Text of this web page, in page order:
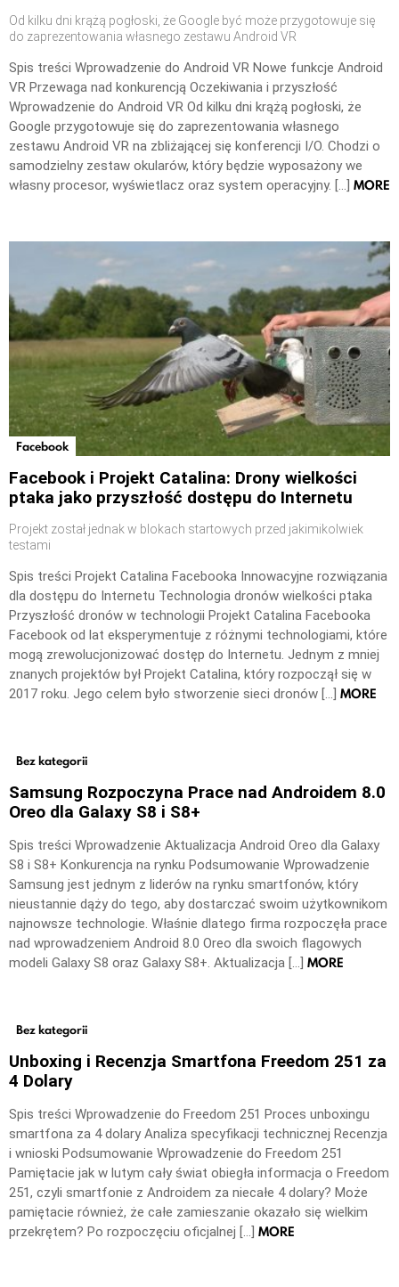
Od kilku dni krążą pogłoski, że Google być może przygotowuje się
do zaprezentowania własnego zestawu Android VR
Spis treści Wprowadzenie do Android VR Nowe funkcje Android
VR Przewaga nad konkurencją Oczekiwania i przyszłość
Wprowadzenie do Android VR Od kilku dni krążą pogłoski, że
Google przygotowuje się do zaprezentowania własnego
zestawu Android VR na zbliżającej się konferencji I/O. Chodzi o
samodzielny zestaw okularów, który będzie wyposażony we
własny procesor, wyświetlacz oraz system operacyjny. […] MORE
Facebook
Facebook i Projekt Catalina: Drony wielkości
ptaka jako przyszłość dostępu do Internetu
Projekt został jednak w blokach startowych przed jakimikolwiek
testami
Spis treści Projekt Catalina Facebooka Innowacyjne rozwiązania
dla dostępu do Internetu Technologia dronów wielkości ptaka
Przyszłość dronów w technologii Projekt Catalina Facebooka
Facebook od lat eksperymentuje z różnymi technologiami, które
mogą zrewolucjonizować dostęp do Internetu. Jednym z mniej
znanych projektów był Projekt Catalina, który rozpoczął się w
2017 roku. Jego celem było stworzenie sieci dronów […] MORE
Bez kategorii
Samsung Rozpoczyna Prace nad Androidem 8.0
Oreo dla Galaxy S8 i S8+
Spis treści Wprowadzenie Aktualizacja Android Oreo dla Galaxy
S8 i S8+ Konkurencja na rynku Podsumowanie Wprowadzenie
Samsung jest jednym z liderów na rynku smartfonów, który
nieustannie dąży do tego, aby dostarczać swoim użytkownikom
najnowsze technologie. Właśnie dlatego firma rozpoczęła prace
nad wprowadzeniem Android 8.0 Oreo dla swoich flagowych
modeli Galaxy S8 oraz Galaxy S8+. Aktualizacja […] MORE
Bez kategorii
Unboxing i Recenzja Smartfona Freedom 251 za
4 Dolary
Spis treści Wprowadzenie do Freedom 251 Proces unboxingu
smartfona za 4 dolary Analiza specyfikacji technicznej Recenzja
i wnioski Podsumowanie Wprowadzenie do Freedom 251
Pamiętacie jak w lutym cały świat obiegła informacja o Freedom
251, czyli smartfonie z Androidem za niecałe 4 dolary? Może
pamiętacie również, że całe zamieszanie okazało się wielkim
przekrętem? Po rozpoczęciu oficjalnej […] MORE